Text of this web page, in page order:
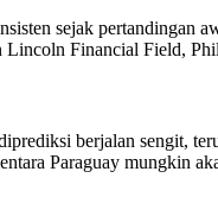
sejak pertandingan
Lincoln Financial Field,
berjalan sengit,
Paraguay mungkin